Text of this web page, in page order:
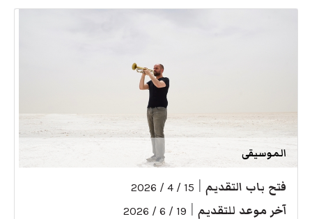
الموسيقى
فتح باب التقديم 15 / 4 / 2026
آخر موعد للتقديم 19 / 6 / 2026